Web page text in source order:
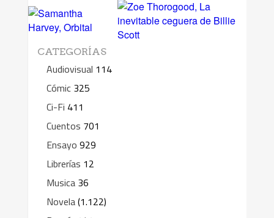
CATEGORÍAS
Audiovisual 114
Cómic 325
Ci-Fi 411
Cuentos 701
Ensayo 929
Librerías 12
Musica 36
Novela(1.122)